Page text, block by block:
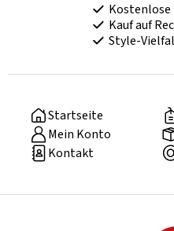
Kostenlose
Kauf auf
Style-
Startseite
Mein Konto
Kontakt